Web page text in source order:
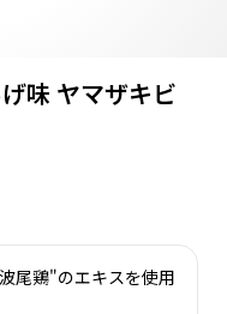
味 ヤマザキビ
尾鶏"のエキスを使用